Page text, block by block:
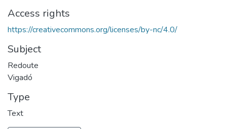
Access rights
https://creativecommons.org/licenses/by-nc/4.0/
Subject
Redoute
Vigadó
Type
Text